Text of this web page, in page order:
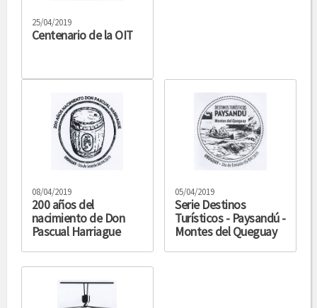
25/04/2019
Centenario de la OIT
08/04/2019
200 años del
nacimiento de Don
Pascual Harriague
05/04/2019
Serie Destinos
Turísticos - Paysandú -
Montes del Queguay